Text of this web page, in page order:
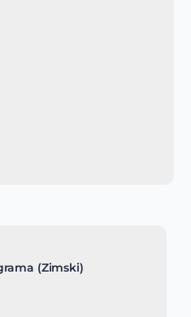
(Zimski)